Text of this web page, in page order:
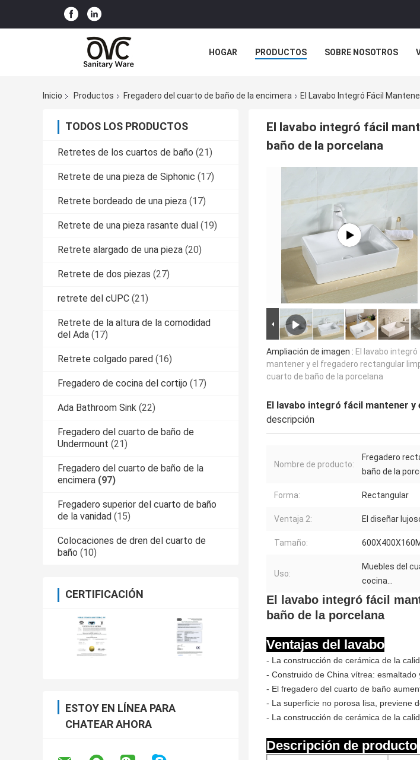
HOGAR PRODUCTOS SOBRE NOSOTROS
Inicio
Productos Fregadero del cuarto de baño de la encimera El Lavabo Integró Fácil
TODOS LOS PRODUCTOS
Retretes de los cuartos de baño (21)
Retrete de una pieza de Siphonic (17)
Retrete bordeado de una pieza (17)
Retrete de una pieza rasante dual (19)
Retrete alargado de una pieza (20)
Retrete de dos piezas (27)
retrete del cUPC (21)
Retrete de la altura de la comodidad
del Ada (17)
Retrete colgado pared (16)
Fregadero de cocina del cortijo (17)
Ada Bathroom Sink (22)
Fregadero del cuarto de baño de
Undermount (21)
Fregadero del cuarto de baño de la
encimera (97)
Fregadero superior del cuarto de baño
de la vanidad (15)
Colocaciones de dren del cuarto de
baño (10)
CERTIFICACIÓN
ESTOY EN LÍNEA PARA
CHATEAR AHORA
El lavabo integró fácil
baño de la porcelana
Ampliación de imagen : El lavabo integró
mantener y el fregadero rectangular
cuarto de baño de la porcelana
El lavabo integró fácil mantener
descripción
Nombre de producto:
Fregadero
baño de la
Forma: Rectangular
Ventaja 2: El diseñar
Tamaño:
Uso:
Muebles del
cocina…
El lavabo integró fácil
baño de la porcelana
Ventajas del lavabo
- La construcción de cerámica de la
- Construido de China vítrea:
- El fregadero del cuarto de baño
- La superficie no porosa lisa, previene
- La construcción de cerámica de la
Descripción de producto